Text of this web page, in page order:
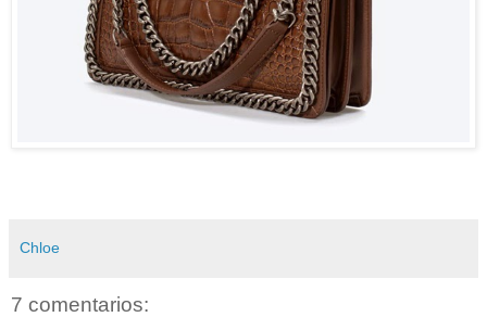
Chloe
7 comentarios: